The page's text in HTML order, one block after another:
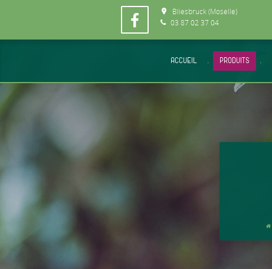
Bliesbruck (Moselle)
03 87 02 37 04
ACCUEIL . PRODUITS .